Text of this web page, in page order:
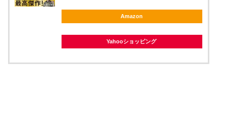
Amazon
Yahooショッピング